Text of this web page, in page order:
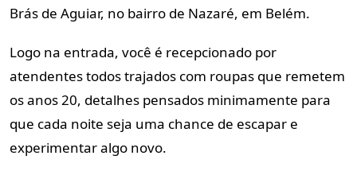
Brás de Aguiar, no bairro de Nazaré, em Belém.
Logo na entrada, você é recepcionado por
atendentes todos trajados com roupas que remetem
os anos 20, detalhes pensados minimamente para
que cada noite seja uma chance de escapar e
experimentar algo novo.